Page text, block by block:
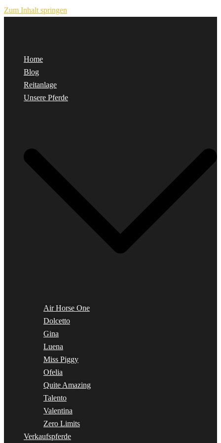
Zum Inhalt springen
Home
Blog
Reitanlage
Unsere Pferde
Air Horse One
Dolcetto
Gina
Luena
Miss Piggy
Ofelia
Quite Amazing
Talento
Valentina
Zero Limits
Verkaufspferde